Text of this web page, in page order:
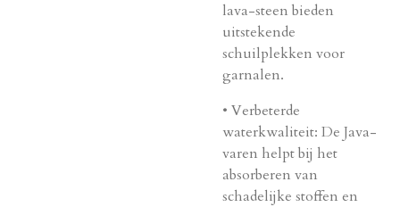
lava-steen bieden
uitstekende
schuilplekken voor
garnalen.
• Verbeterde
waterkwaliteit: De Java-
varen helpt bij het
absorberen van
schadelijke stoffen en